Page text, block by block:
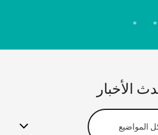
الأخبار
المواضيع